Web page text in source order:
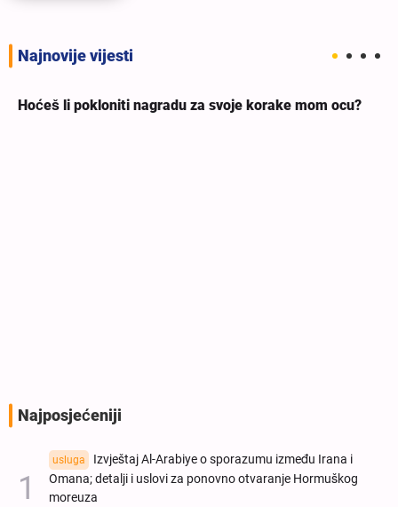
Najnovije vijesti
Hoćeš li pokloniti nagradu za svoje korake mom ocu?
Najposjećeniji
usluga
Izvještaj Al-Arabiye o sporazumu između Irana i
Omana; detalji i uslovi za ponovno otvaranje Hormuškog
moreuza